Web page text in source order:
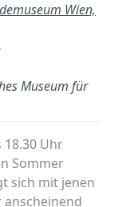
Wien,
Museum für
18.30 Uhr
Sommer
sich mit jenen
anscheinend